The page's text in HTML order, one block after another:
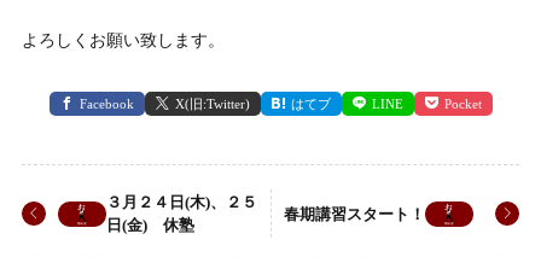
よろしくお願い致します。
Facebook X(旧:Twitter) はてブ LINE Pocket
３月２４日(木)、２５
日(金) 休塾
春期講習スタート！